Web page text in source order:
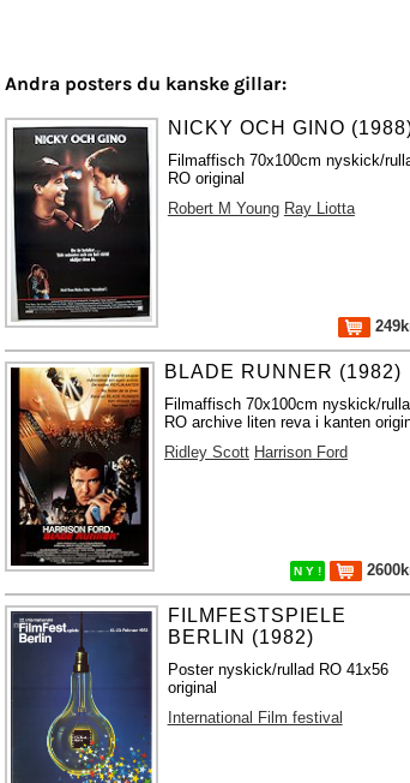
Andra posters du kanske gillar:
NICKY OCH GINO
Filmaffisch 70x100cm nyskick/
RO original
Robert M Young Ray Liotta
BLADE RUNNER (1982)
Filmaffisch 70x100cm nyskick/
RO archive liten reva i kanten
Ridley Scott Harrison Ford
N Y !
FILMFESTSPIELE
BERLIN (1982)
Poster nyskick/rullad RO 41x56
original
International Film festival